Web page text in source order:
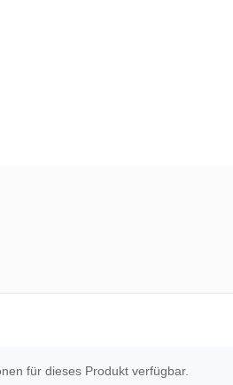
für dieses Produkt verfügbar.